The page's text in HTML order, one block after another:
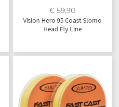
€ 59,90
Vision Hero 95 Coast Slomo
Head Fly Line